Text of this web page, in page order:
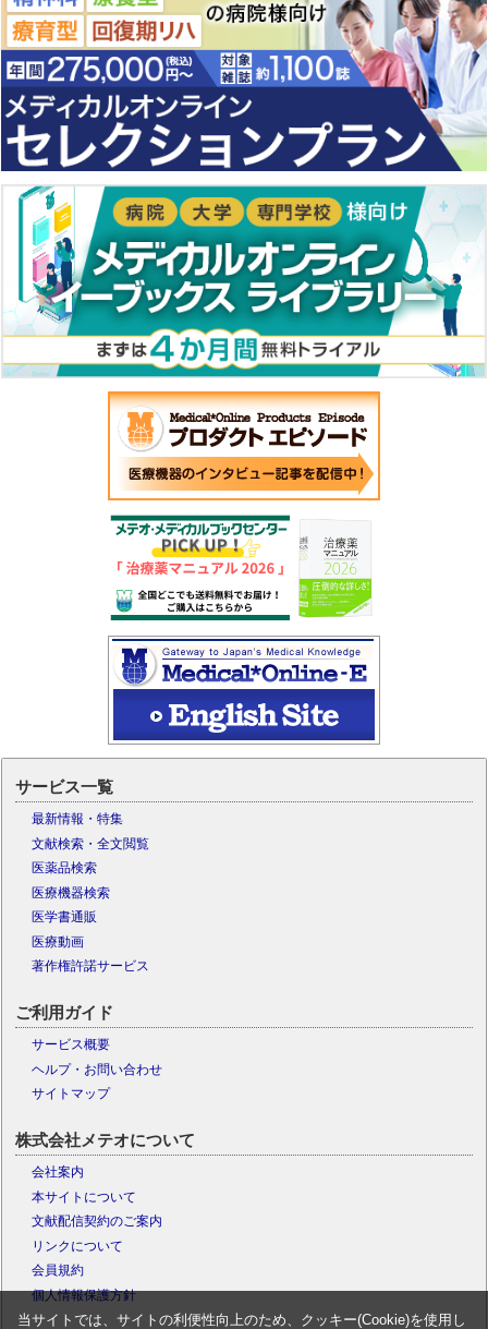
サービス一覧
最新情報・特集
文献検索・全文閲覧
医薬品検索
医療機器検索
医学書通販
医療動画
著作権許諾サービス
ご利用ガイド
サービス概要
ヘルプ・お問い合わせ
サイトマップ
株式会社メテオについて
会社案内
本サイトについて
文献配信契約のご案内
リンクについて
会員規約
個人情報保護方針
当サイトでは、サイトの利便性向上のため、クッキー(Cookie)を使用し